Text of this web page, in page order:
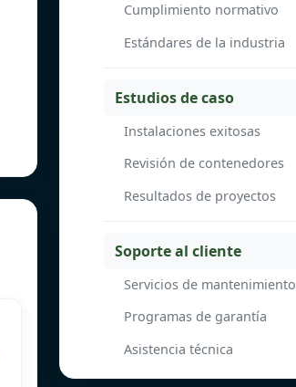
Cumplimiento normativo
Estándares de la industria
Estudios de caso
Instalaciones exitosas
Revisión de contenedores
Resultados de proyectos
Soporte al cliente
Servicios de mantenimiento
Programas de garantía
Asistencia técnica